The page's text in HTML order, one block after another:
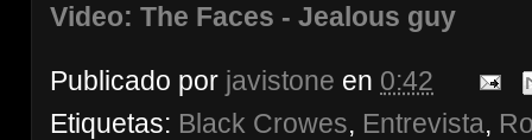
Video: The Faces - Jealous guy
Publicado por javistone en 0:42
Etiquetas: Black Crowes, Entrevista,